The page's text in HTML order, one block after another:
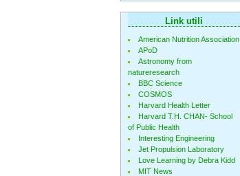
Link utili
American Nutrition Association
APoD
Astronomy from
natureresearch
BBC Science
COSMOS
Harvard Health Letter
Harvard T.H. CHAN- School
of Public Health
Interesting Engineering
Jet Propulsion Laboratory
Love Learning by Debra Kidd
MIT News